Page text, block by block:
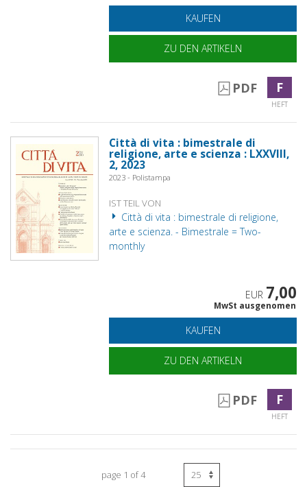
KAUFEN
ZU DEN ARTIKELN
PDF F
HEFT
Città di vita : bimestrale di
religione, arte e scienza : LXXVIII,
2, 2023
2023 - Polistampa
IST TEIL VON
Città di vita : bimestrale di religione,
arte e scienza. - Bimestrale = Two-
monthly
EUR 7,00
MwSt ausgenomen
KAUFEN
ZU DEN ARTIKELN
PDF F
HEFT
page 1 of 4